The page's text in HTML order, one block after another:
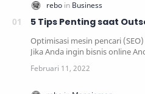
5 Tips Penting saat
Optimisasi mesin pencari
Jika Anda ingin bisnis online